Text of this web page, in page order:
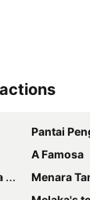
Pantai
A Famosa
Menara